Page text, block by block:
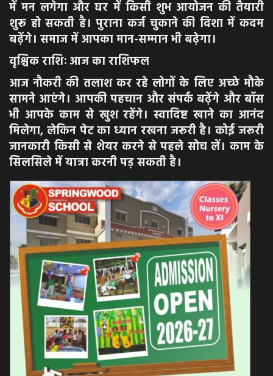
में मन लगेगा और घर में किसी शुभ आयोजन की तैयारी
शुरू हो सकती है। पुराना कर्ज चुकाने की दिशा में कदम
बढ़ेंगे। समाज में आपका मान-सम्मान भी बढ़ेगा।
वृश्चिक राशिः आज का राशिफल
आज नौकरी की तलाश कर रहे लोगों के लिए अच्छे मौके
सामने आएंगे। आपकी पहचान और संपर्क बढ़ेंगे और बॉस
भी आपके काम से खुश रहेंगे। स्वादिष्ट खाने का आनंद
मिलेगा, लेकिन पेट का ध्यान रखना जरूरी है। कोई जरूरी
जानकारी किसी से शेयर करने से पहले सोच लें। काम के
सिलसिले में यात्रा करनी पड़ सकती है।